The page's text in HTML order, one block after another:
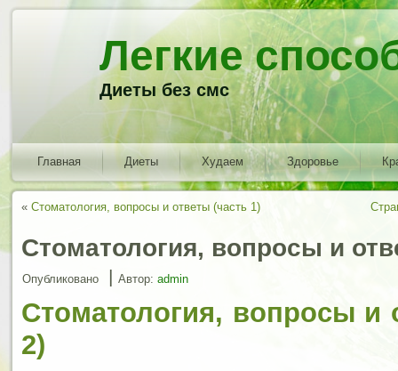
Легкие
Диеты без смс
Главная Диеты Худаем Здоровье
« Стоматология, вопросы и ответы (часть 1)
Стоматология, вопросы и
Опубликовано | Автор: admin
Стоматология, вопросы и
2)